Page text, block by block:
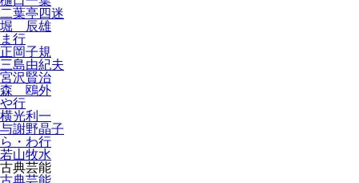
二葉亭四迷
堀 辰雄
ま行
正岡子規
三島由紀夫
宮沢賢治
森 鴎外
や行
横光利一
与謝野晶子
ら・わ行
若山牧水
古典芸能
古典芸能